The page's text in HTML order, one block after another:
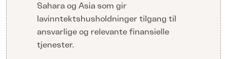
Sahara og Asia som gir
lavinntektshusholdninger tilgang til
ansvarlige og relevante finansielle
tjenester.